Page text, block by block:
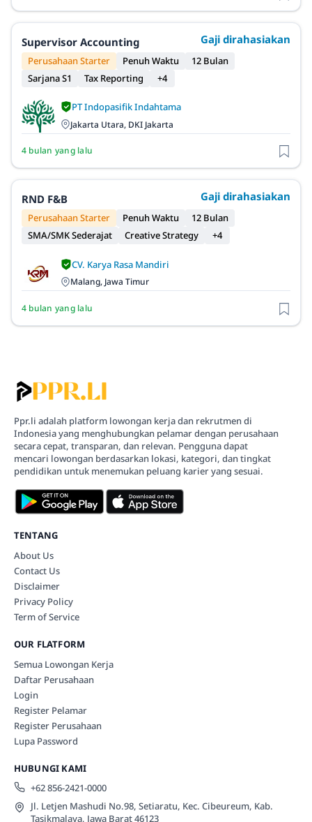
Supervisor Accounting Gaji dirahasiakan
Perusahaan Starter Penuh Waktu
12 Bulan
Sarjana S1
Tax Reporting +4
PT Indopasifik Indahtama
Jakarta Utara, DKI Jakarta
4 bulan yang lalu
RND F&B Gaji dirahasiakan
Perusahaan Starter Penuh Waktu
12 Bulan
SMA/SMK Sederajat
Creative Strategy +4
CV. Karya Rasa Mandiri
Malang, Jawa Timur
4 bulan yang lalu
Ppr.li adalah platform lowongan kerja dan rekrutmen di
Indonesia yang menghubungkan pelamar dengan perusahaan
secara cepat, transparan, dan relevan. Pengguna dapat
mencari lowongan berdasarkan lokasi, kategori, dan tingkat
pendidikan untuk menemukan peluang karier yang sesuai.
TENTANG
About Us
Contact Us
Disclaimer
Privacy Policy
Term of Service
OUR FLATFORM
Semua Lowongan Kerja
Daftar Perusahaan
Login
Register Pelamar
Register Perusahaan
Lupa Password
HUBUNGI KAMI
+62 856-2421-0000
Jl. Letjen Mashudi No.98, Setiaratu, Kec. Cibeureum, Kab.
Tasikmalaya, Jawa Barat 46123